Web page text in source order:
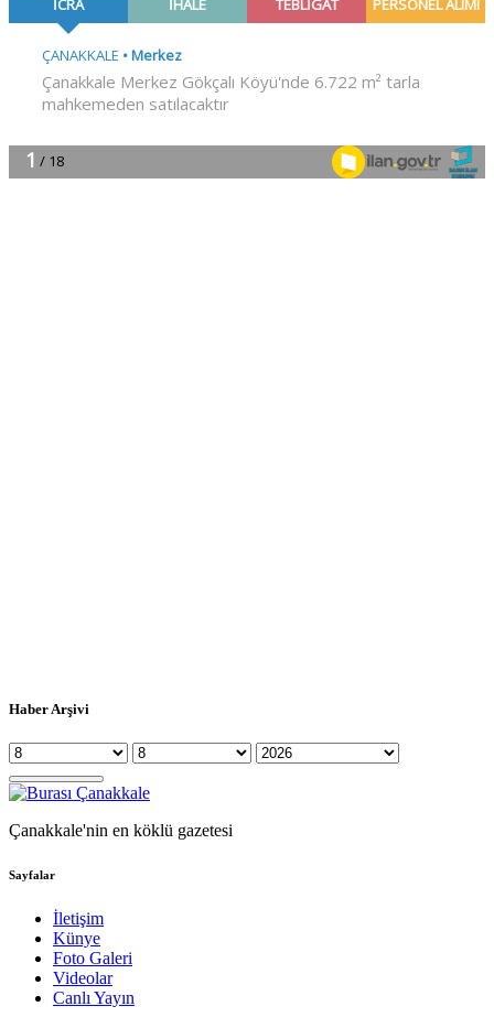
Haber Arşivi
Çanakkale'nin en köklü gazetesi
Sayfalar
İletişim
Künye
Foto Galeri
Videolar
Canlı Yayın